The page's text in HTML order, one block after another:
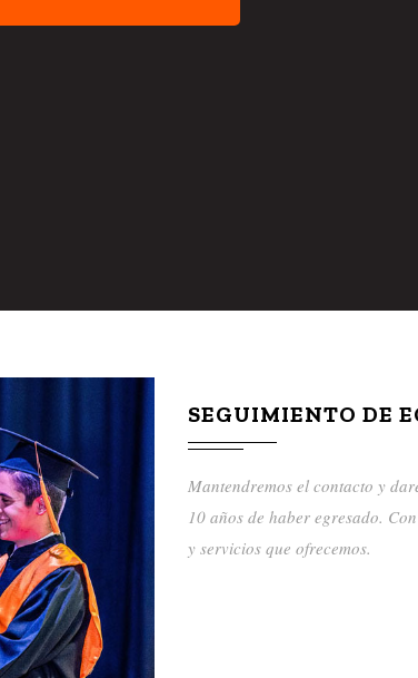
SEGUIMIENTO DE
Mantendremos el contacto y
10 años de haber egresado.
y servicios que ofrecemos.